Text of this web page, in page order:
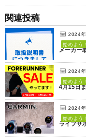
関連投稿
2024
始めよう
メーカー
2024
始めよう
4月15日
2024
始めよう
ライフサ